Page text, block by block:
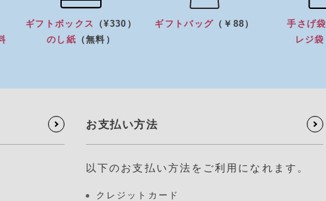
ギフトボックス
（¥330）
のし紙 （無料）
ギフトバッグ （￥88） 手さげ袋
レジ袋
お支払い方法
以下のお支払い方法をご利用になれます。
クレジットカード